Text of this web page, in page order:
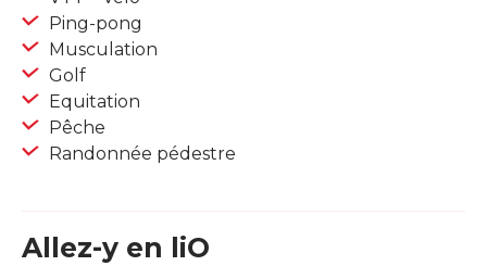
Ping-pong
Musculation
Golf
Equitation
Pêche
Randonnée pédestre
Allez-y en liO